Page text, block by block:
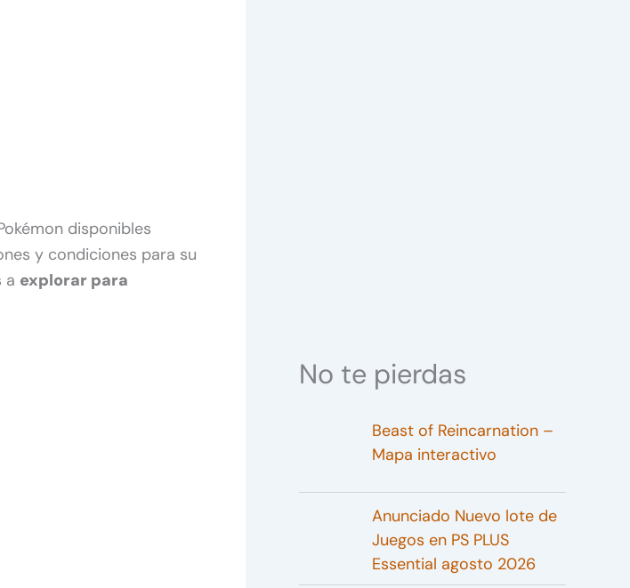
disponibles
y condiciones para su
a explorar para
No te pierdas
Beast of Reincarnation –
Mapa interactivo
Anunciado Nuevo lote de
Juegos en PS PLUS
Essential agosto 2026